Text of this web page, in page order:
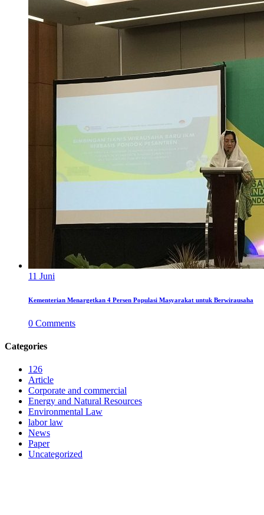
11 Juni
Kementerian Menargetkan 4 Persen Populasi Masyarakat untuk Berwirausaha
0 Comments
Categories
126
Article
Corporate and commercial
Energy and Natural Resources
Environmental Law
labor law
News
Paper
Uncategorized